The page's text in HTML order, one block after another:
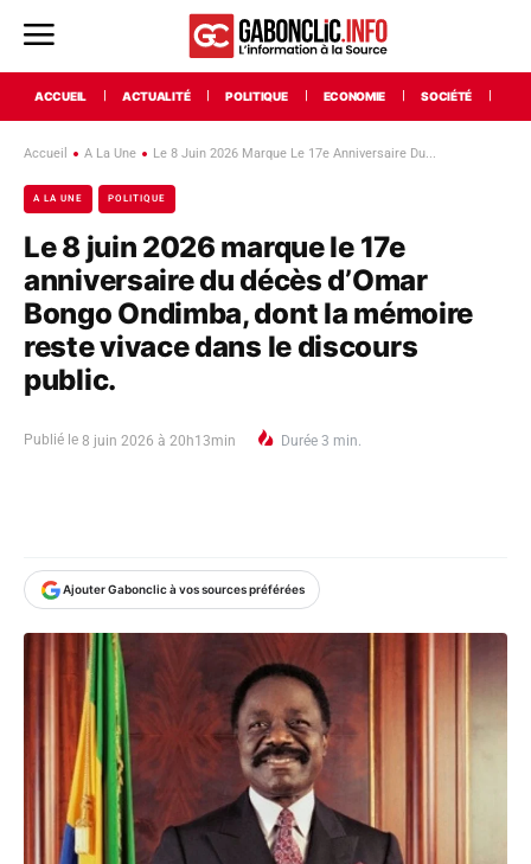
ACCUEIL ACTUALITÉ POLITIQUE ECONOMIE SOCIÉTÉ
Accueil A La Une Le 8 Juin 2026 Marque Le 17e Anniversaire Du...
A LA UNE POLITIQUE
Le 8 juin 2026 marque le 17e
anniversaire du décès d’Omar
Bongo Ondimba, dont la mémoire
reste vivace dans le discours
public.
Publié le 8 juin 2026 à 20h13min Durée 3 min.
Ajouter Gabonclic à vos sources préférées